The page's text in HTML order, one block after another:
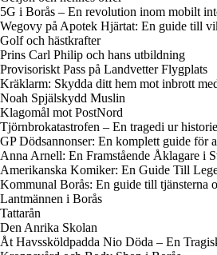
5G i Borås – En revolution inom mobilt
Wegovy på Apotek Hjärtat: En guide till
Golf och hästkrafter
Prins Carl Philip och hans utbildning
Provisoriskt Pass på Landvetter Flygplats
Kräklarm: Skydda ditt hem mot inbrott
Noah Spjälskydd Muslin
Klagomål mot PostNord
Tjörnbrokatastrofen – En tragedi ur
GP Dödsannonser: En komplett guide för
Anna Arnell: En Framstående Åklagare i
Amerikanska Komiker: En Guide Till
Kommunal Borås: En guide till tjänsterna
Lantmännen i Borås
Tattarån
Den Anrika Skolan
Åt Havssköldpadda Nio Döda – En